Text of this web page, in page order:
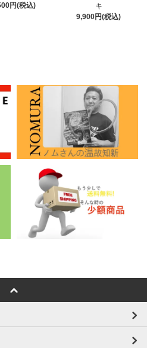
円(税込)
キ
9,900円(税込)